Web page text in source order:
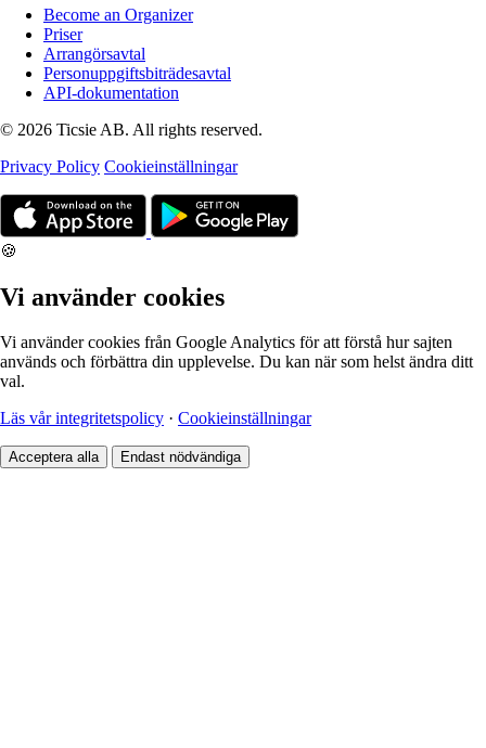
Become an Organizer
Priser
Arrangörsavtal
Personuppgiftsbiträdesavtal
API-dokumentation
© 2026 Ticsie AB. All rights reserved.
Privacy Policy Cookieinställningar
🍪
Vi använder cookies
Vi använder cookies från Google Analytics för att förstå hur sajten
används och förbättra din upplevelse. Du kan när som helst ändra ditt
val.
Läs vår integritetspolicy · Cookieinställningar
Acceptera alla Endast nödvändiga